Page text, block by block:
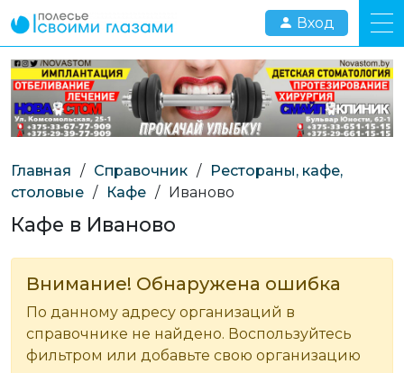
Вход
Главная / Справочник /
Рестораны, кафе,
столовые / Кафе / Иваново
Кафе в Иваново
Внимание! Обнаружена ошибка
По данному адресу организаций в
справочнике не найдено. Воспользуйтесь
фильтром или добавьте свою организацию